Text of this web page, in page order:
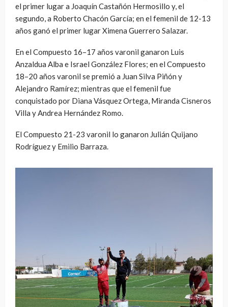
el primer lugar a Joaquín Castañón Hermosillo y, el
segundo, a Roberto Chacón García; en el femenil de 12-13
años ganó el primer lugar Ximena Guerrero Salazar.
En el Compuesto 16–17 años varonil ganaron Luis
Anzaldua Alba e Israel González Flores; en el Compuesto
18–20 años varonil se premió a Juan Silva Piñón y
Alejandro Ramírez; mientras que el femenil fue
conquistado por Diana Vásquez Ortega, Miranda Cisneros
Villa y Andrea Hernández Romo.
El Compuesto 21-23 varonil lo ganaron Julián Quijano
Rodríguez y Emilio Barraza.